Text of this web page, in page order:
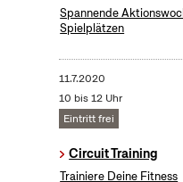
Spannende
Spielplätzen
11.7.2020
10 bis 12 Uhr
Eintritt frei
Circuit Training
Trainiere Deine Fitness